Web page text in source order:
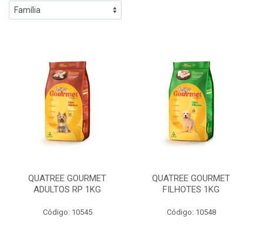
QUATREE GOURMET
ADULTOS RP 1KG
Código: 10545
QUATREE GOURMET
FILHOTES 1KG
Código: 10548